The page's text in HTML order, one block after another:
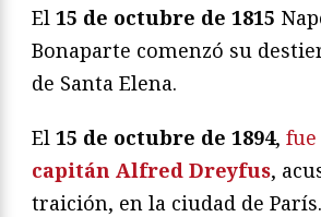
El 15 de octubre de 1815
Bonaparte comenzó su
de Santa Elena.
El 15 de octubre de 1894,
capitán Alfred Dreyfus,
traición, en la ciudad de